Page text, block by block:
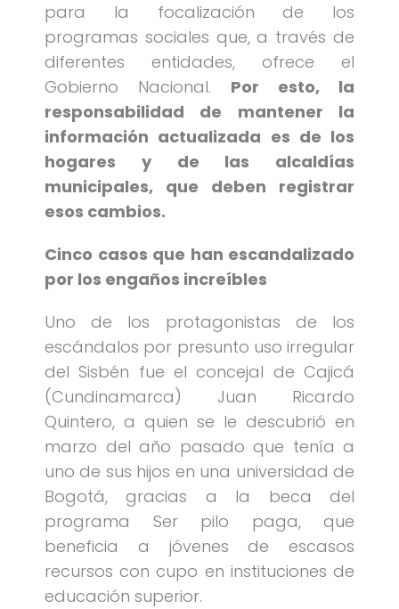
para la focalización de los
programas sociales que, a través de
diferentes entidades, ofrece el
Gobierno Nacional. Por esto, la
responsabilidad de mantener la
información actualizada es de los
hogares y de las alcaldías
municipales, que deben registrar
esos cambios.
Cinco casos que han escandalizado
por los engaños increíbles
Uno de los protagonistas de los
escándalos por presunto uso irregular
del Sisbén fue el concejal de Cajicá
(Cundinamarca) Juan Ricardo
Quintero, a quien se le descubrió en
marzo del año pasado que tenía a
uno de sus hijos en una universidad de
Bogotá, gracias a la beca del
programa Ser pilo paga, que
beneficia a jóvenes de escasos
recursos con cupo en instituciones de
educación superior.